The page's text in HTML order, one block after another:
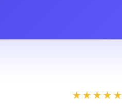
★★★★★